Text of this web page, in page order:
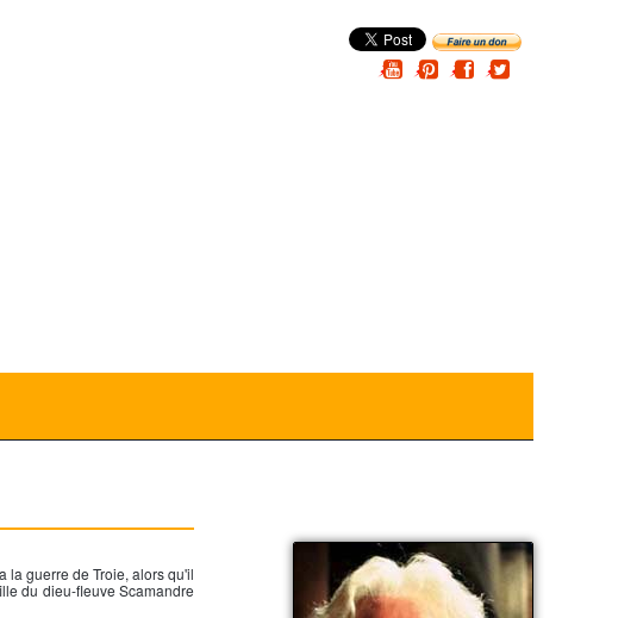
la guerre de Troie, alors qu'il
du dieu-fleuve Scamandre